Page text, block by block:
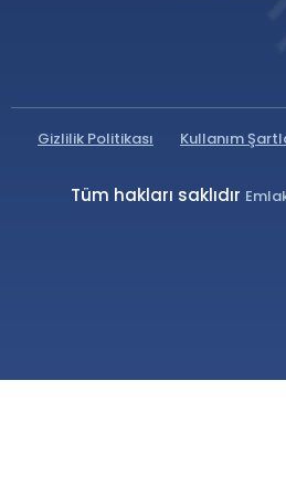
Gizlilik Politikası Kullanım
Tüm hakları saklıdır